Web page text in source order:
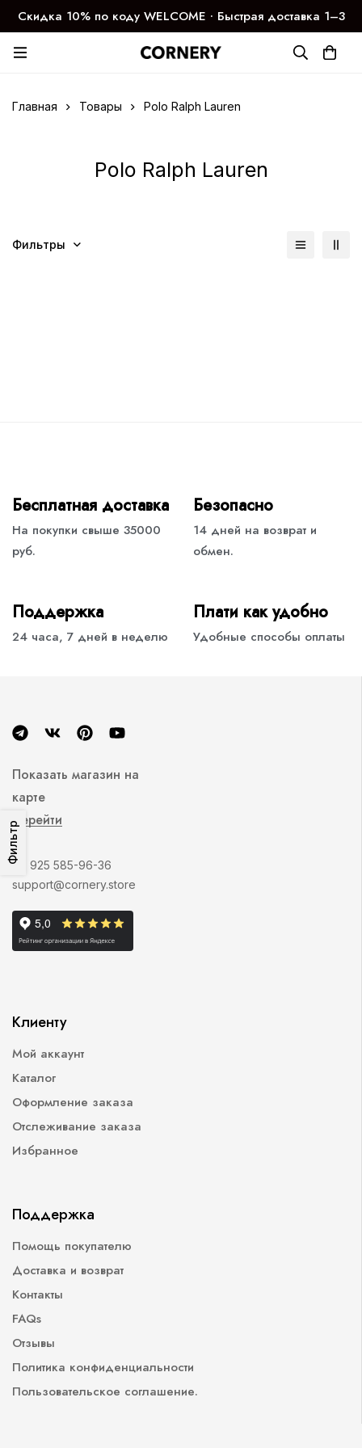
Скидка 10% по коду WELCOME ∙ Быстрая доставка 1–3
дня
Главная Товары Polo Ralph Lauren
Polo Ralph Lauren
Фильтр
Фильтры
Бесплатная доставка
На покупки свыше 35000
руб.
Безопасно
14 дней на возврат и
обмен.
Поддержка
24 часа, 7 дней в неделю
Плати как удобно
Удобные способы оплаты
Показать магазин на
карте
Перейти
+7 925 585-96-36
support@cornery.store
Клиенту
Мой аккаунт
Каталог
Оформление заказа
Отслеживание заказа
Избранное
Поддержка
Помощь покупателю
Доставка и возврат
Контакты
FAQs
Отзывы
Политика конфиденциальности
Пользовательское соглашение.